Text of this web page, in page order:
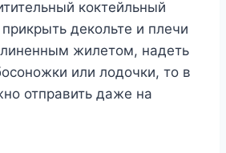
коктейльный
декольте и плечи
жилетом, надеть
или лодочки, то в
отправить даже на